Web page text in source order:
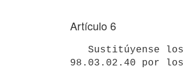
Artículo 6
98.03.02.40 por